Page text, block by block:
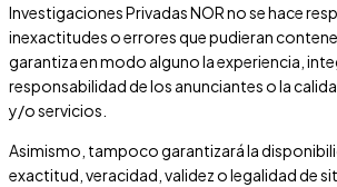
Investigaciones Privadas NORno se hace
inexactitudes o errores que pudieran
garantiza en modo alguno la experiencia,
responsabilidad de los anunciantes o la
y/o servicios.
Asimismo, tampoco garantizará la
exactitud, veracidad, validez o legalidad de